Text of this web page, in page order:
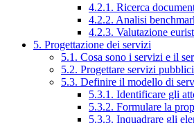
4.2.1. Ricerca
4.2.2. Analisi
4.2.3. Valutazione
5. Progettazione dei servizi
5.1. Cosa sono i servizi e il
5.2. Progettare servizi
5.3. Definire il modello di
5.3.1. Identificare gli
5.3.2. Formulare la
5.3.3. Inquadrare gli